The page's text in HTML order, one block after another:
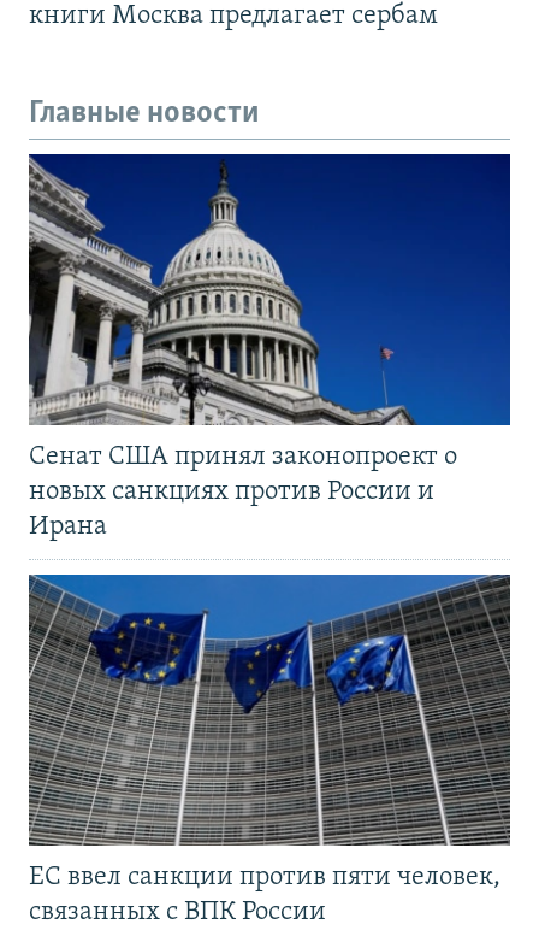
книги Москва предлагает сербам
Главные новости
Сенат США принял законопроект о
новых санкциях против России и
Ирана
ЕС ввел санкции против пяти человек,
связанных с ВПК России